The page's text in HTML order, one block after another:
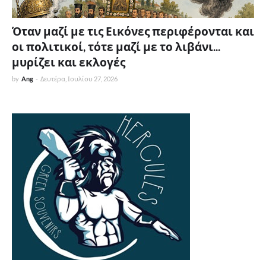
Όταν μαζί με τις Εικόνες περιφέρονται και
οι πολιτικοί, τότε μαζί με το λιβάνι...
μυρίζει και εκλογές
by Ang - Δευτέρα, Ιουλίου 27, 2026